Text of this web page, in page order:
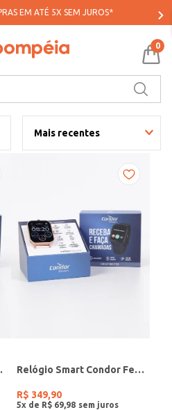
EM ATÉ 5X SEM JUROS*
0
Mais recentes
Relógio Smart Condor Feminino ROSE
R$ 349,90
5x de R$ 69 98